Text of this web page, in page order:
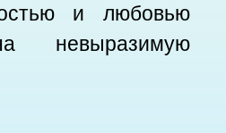
и любовью
невыразимую